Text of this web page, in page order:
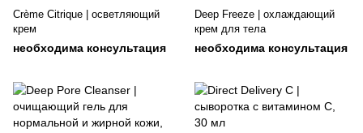
Crème Citrique | осветляющий
крем
необходима консультация
Deep Freeze | охлаждающий
крем для тела
необходима консультация